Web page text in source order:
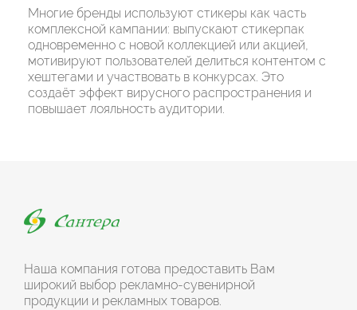
Многие бренды используют стикеры как часть
комплексной кампании: выпускают стикерпак
одновременно с новой коллекцией или акцией,
мотивируют пользователей делиться контентом с
хештегами и участвовать в конкурсах. Это
создаёт эффект вирусного распространения и
повышает лояльность аудитории.
Наша компания готова предоставить Вам
широкий выбор рекламно-сувенирной
продукции и рекламных товаров.